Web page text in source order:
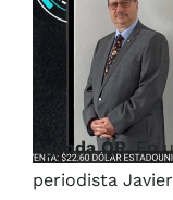
Agenda QR. En
periodista